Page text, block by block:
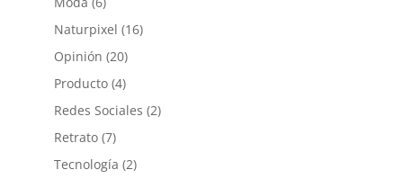
Naturpixel (16)
Opinión (20)
Producto(4)
Redes Sociales (2)
Retrato(7)
Tecnología (2)